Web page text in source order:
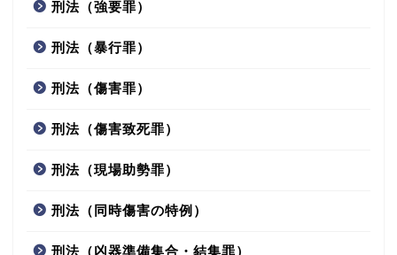
刑法（強要罪）
刑法（暴行罪）
刑法（傷害罪）
刑法（傷害致死罪）
刑法（現場助勢罪）
刑法（同時傷害の特例）
刑法（凶器準備集合・結集罪）